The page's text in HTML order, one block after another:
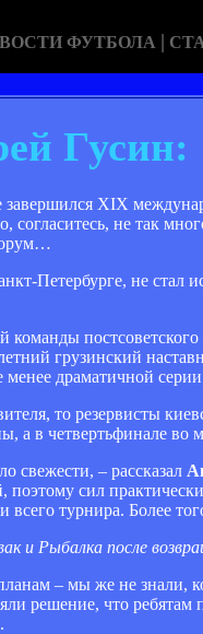
ФУТБОЛА |
завершился XIX
согласитесь, не так
Петербурге, не стал
грузинский
драматичной
то резервисты
а в четвертьфинале во
свежести, – рассказал
поэтому сил
всего турнира. Более
и Рыбалка после
– мы же не знали,
решение, что ребятам